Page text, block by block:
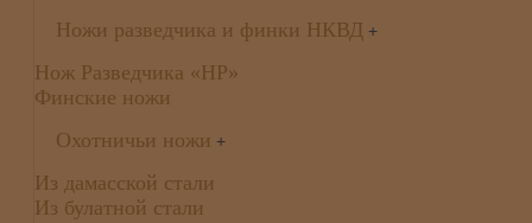
Ножи разведчика и финки НКВД +
Нож Разведчика «НР»
Финские ножи
Охотничьи ножи +
Из дамасской стали
Из булатной стали